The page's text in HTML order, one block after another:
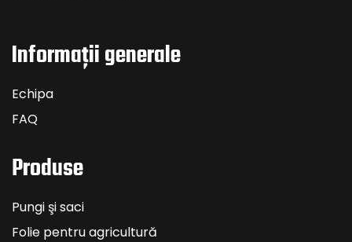
Informații generale
Echipa
FAQ
Produse
Pungi şi saci
Folie pentru agricultură